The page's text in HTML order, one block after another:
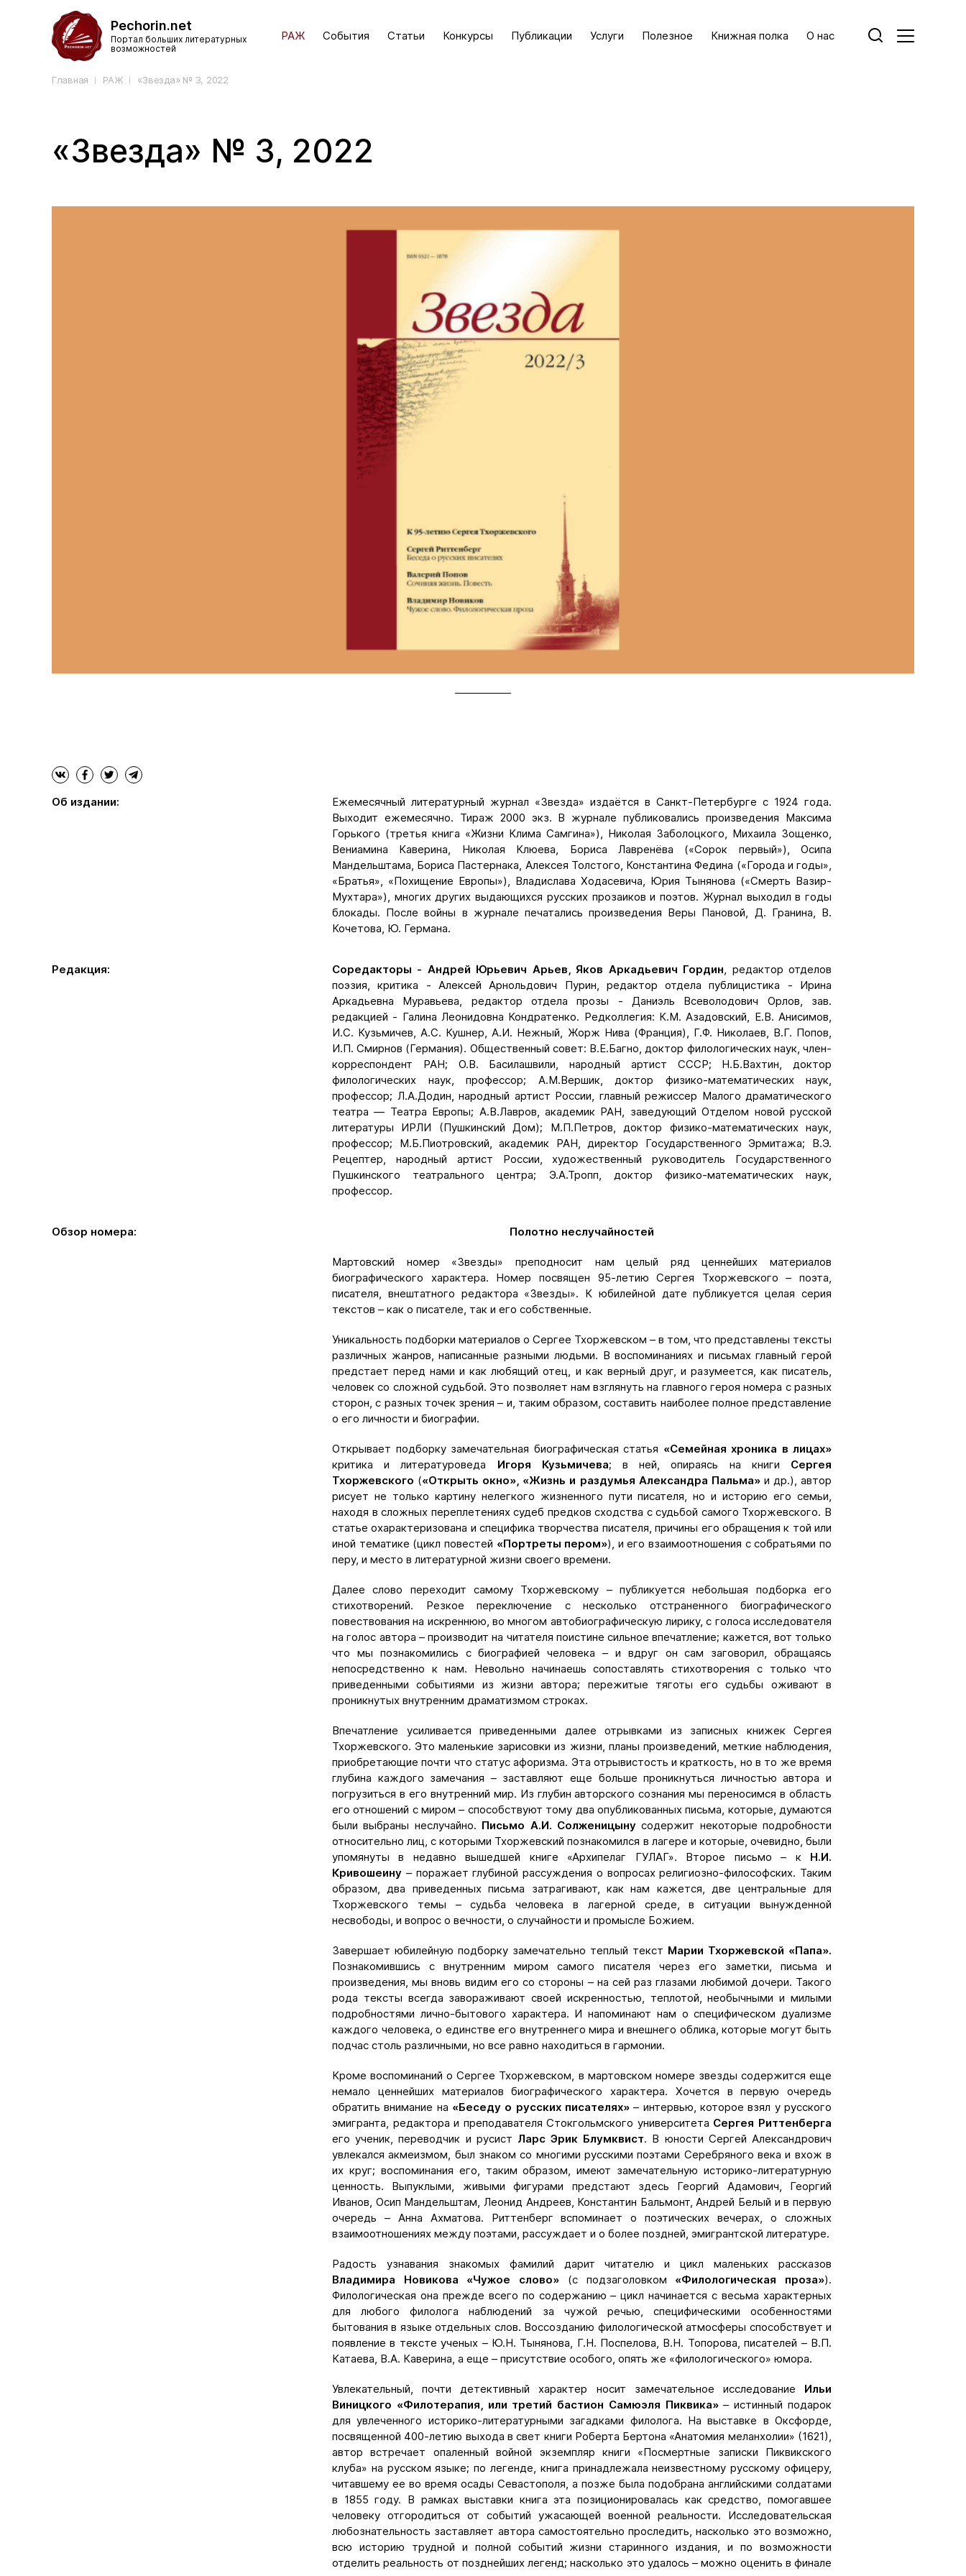
Pechorin.net
Портал больших литературных
возможностей
РАЖ События Статьи Конкурсы Публикации Услуги Полезное Книжная полка О нас
Главная РАЖ «Звезда» № 3, 2022
«Звезда» № 3, 2022
Об издании:
Ежемесячный литературный журнал «Звезда» издаётся в Санкт-Петербурге с 1924 года.
Выходит ежемесячно. Тираж 2000 экз. В журнале публиковались произведения Максима
Горького (третья книга «Жизни Клима Самгина»), Николая Заболоцкого, Михаила Зощенко,
Вениамина Каверина, Николая Клюева, Бориса Лавренёва («Сорок первый»), Осипа
Мандельштама, Бориса Пастернака, Алексея Толстого, Константина Федина («Города и годы»,
«Братья», «Похищение Европы»), Владислава Ходасевича, Юрия Тынянова («Смерть Вазир-
Мухтара»), многих других выдающихся русских прозаиков и поэтов. Журнал выходил в годы
блокады. После войны в журнале печатались произведения Веры Пановой, Д. Гранина, В.
Кочетова, Ю. Германа.
Редакция: Соредакторы - Андрей Юрьевич Арьев, Яков Аркадьевич Гордин, редактор отделов
поэзия, критика - Алексей Арнольдович Пурин, редактор отдела публицистика - Ирина
Аркадьевна Муравьева, редактор отдела прозы - Даниэль Всеволодович Орлов, зав.
редакцией - Галина Леонидовна Кондратенко. Редколлегия: К.М. Азадовский, Е.В. Анисимов,
И.С. Кузьмичев, А.С. Кушнер, А.И. Нежный, Жорж Нива (Франция), Г.Ф. Николаев, В.Г. Попов,
И.П. Смирнов (Германия). Общественный совет: В.Е.Багно, доктор филологических наук, член-
корреспондент РАН; О.В. Басилашвили, народный артист СССР; Н.Б.Вахтин, доктор
филологических наук, профессор; А.М.Вершик, доктор физико-математических наук,
профессор; Л.А.Додин, народный артист России, главный режиссер Малого драматического
театра — Театра Европы; А.В.Лавров, академик РАН, заведующий Отделом новой русской
литературы ИРЛИ (Пушкинский Дом); М.П.Петров, доктор физико-математических наук,
профессор; М.Б.Пиотровский, академик РАН, директор Государственного Эрмитажа; В.Э.
Рецептер, народный артист России, художественный руководитель Государственного
Пушкинского театрального центра; Э.А.Тропп, доктор физико-математических наук,
профессор.
Обзор номера: Полотно неслучайностей
Мартовский номер «Звезды» преподносит нам целый ряд ценнейших материалов
биографического характера. Номер посвящен 95-летию Сергея Тхоржевского – поэта,
писателя, внештатного редактора «Звезды». К юбилейной дате публикуется целая серия
текстов – как о писателе, так и его собственные.
Уникальность подборки материалов о Сергее Тхоржевском – в том, что представлены тексты
различных жанров, написанные разными людьми. В воспоминаниях и письмах главный герой
предстает перед нами и как любящий отец, и как верный друг, и разумеется, как писатель,
человек со сложной судьбой. Это позволяет нам взглянуть на главного героя номера с разных
сторон, с разных точек зрения – и, таким образом, составить наиболее полное представление
о его личности и биографии.
Открывает подборку замечательная биографическая статья «Семейная хроника в лицах»
критика и литературоведа Игоря Кузьмичева; в ней, опираясь на книги Сергея
Тхоржевского («Открыть окно», «Жизнь и раздумья Александра Пальма» и др.), автор
рисует не только картину нелегкого жизненного пути писателя, но и историю его семьи,
находя в сложных переплетениях судеб предков сходства с судьбой самого Тхоржевского. В
статье охарактеризована и специфика творчества писателя, причины его обращения к той или
иной тематике (цикл повестей «Портреты пером»), и его взаимоотношения с собратьями по
перу, и место в литературной жизни своего времени.
Далее слово переходит самому Тхоржевскому – публикуется небольшая подборка его
стихотворений. Резкое переключение с несколько отстраненного биографического
повествования на искреннюю, во многом автобиографическую лирику, с голоса исследователя
на голос автора – производит на читателя поистине сильное впечатление; кажется, вот только
что мы познакомились с биографией человека – и вдруг он сам заговорил, обращаясь
непосредственно к нам. Невольно начинаешь сопоставлять стихотворения с только что
приведенными событиями из жизни автора; пережитые тяготы его судьбы оживают в
проникнутых внутренним драматизмом строках.
Впечатление усиливается приведенными далее отрывками из записных книжек Сергея
Тхоржевского. Это маленькие зарисовки из жизни, планы произведений, меткие наблюдения,
приобретающие почти что статус афоризма. Эта отрывистость и краткость, но в то же время
глубина каждого замечания – заставляют еще больше проникнуться личностью автора и
погрузиться в его внутренний мир. Из глубин авторского сознания мы переносимся в область
его отношений с миром – способствуют тому два опубликованных письма, которые, думаются
были выбраны неслучайно. Письмо А.И. Солженицынусодержит некоторые подробности
относительно лиц, с которыми Тхоржевский познакомился в лагере и которые, очевидно, были
упомянуты в недавно вышедшей книге «Архипелаг ГУЛАГ». Второе письмо – к Н.И.
Кривошеину – поражает глубиной рассуждения о вопросах религиозно-философских. Таким
образом, два приведенных письма затрагивают, как нам кажется, две центральные для
Тхоржевского темы – судьба человека в лагерной среде, в ситуации вынужденной
несвободы, и вопрос о вечности, о случайности и промысле Божием.
Завершает юбилейную подборку замечательно теплый текст Марии Тхоржевской «Папа».
Познакомившись с внутренним миром самого писателя через его заметки, письма и
произведения, мы вновь видим его со стороны – на сей раз глазами любимой дочери. Такого
рода тексты всегда завораживают своей искренностью, теплотой, необычными и милыми
подробностями лично-бытового характера. И напоминают нам о специфическом дуализме
каждого человека, о единстве его внутреннего мира и внешнего облика, которые могут быть
подчас столь различными, но все равно находиться в гармонии.
Кроме воспоминаний о Сергее Тхоржевском, в мартовском номере звезды содержится еще
немало ценнейших материалов биографического характера. Хочется в первую очередь
обратить внимание на «Беседу о русских писателях» – интервью, которое взял у русского
эмигранта, редактора и преподавателя Стокгольмского университета Сергея Риттенберга
его ученик, переводчик и русист Ларс Эрик Блумквист. В юности Сергей Александрович
увлекался акмеизмом, был знаком со многими русскими поэтами Серебряного века и вхож в
их круг; воспоминания его, таким образом, имеют замечательную историко-литературную
ценность. Выпуклыми, живыми фигурами предстают здесь Георгий Адамович, Георгий
Иванов, Осип Мандельштам, Леонид Андреев, Константин Бальмонт, Андрей Белый и в первую
очередь – Анна Ахматова. Риттенберг вспоминает о поэтических вечерах, о сложных
взаимоотношениях между поэтами, рассуждает и о более поздней, эмигрантской литературе.
Радость узнавания знакомых фамилий дарит читателю и цикл маленьких рассказов
Владимира Новикова «Чужое слово» (с подзаголовком «Филологическая проза»).
Филологическая она прежде всего по содержанию – цикл начинается с весьма характерных
для любого филолога наблюдений за чужой речью, специфическими особенностями
бытования в языке отдельных слов. Воссозданию филологической атмосферы способствует и
появление в тексте ученых – Ю.Н. Тынянова, Г.Н. Поспелова, В.Н. Топорова, писателей – В.П.
Катаева, В.А. Каверина, а еще – присутствие особого, опять же «филологического» юмора.
Увлекательный, почти детективный характер носит замечательное исследование Ильи
Виницкого «Филотерапия, или третий бастион Самюэля Пиквика»– истинный подарок
для увлеченного историко-литературными загадками филолога. На выставке в Оксфорде,
посвященной 400-летию выхода в свет книги Роберта Бертона «Анатомия меланхолии» (1621),
автор встречает опаленный войной экземпляр книги «Посмертные записки Пиквикского
клуба» на русском языке; по легенде, книга принадлежала неизвестному русскому офицеру,
читавшему ее во время осады Севастополя, а позже была подобрана английскими солдатами
в 1855 году. В рамках выставки книга эта позиционировалась как средство, помогавшее
человеку отгородиться от событий ужасающей военной реальности. Исследовательская
любознательность заставляет автора самостоятельно проследить, насколько это возможно,
всю историю трудной и полной событий жизни старинного издания, и по возможности
отделить реальность от позднейших легенд; насколько это удалось – можно оценить в финале